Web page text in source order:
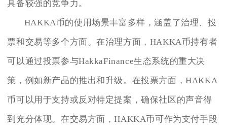
具备较强的竞争力。
HAKKA币的使用场景丰富多样，涵盖了治理、投
票和交易等多个方面。在治理方面，HAKKA币持有者
可以通过投票参与HakkaFinance生态系统的重大决
策，例如新产品的推出和升级。在投票方面，HAKKA
币可以用于支持或反对特定提案，确保社区的声音得
到充分体现。在交易方面，HAKKA币可作为支付手段